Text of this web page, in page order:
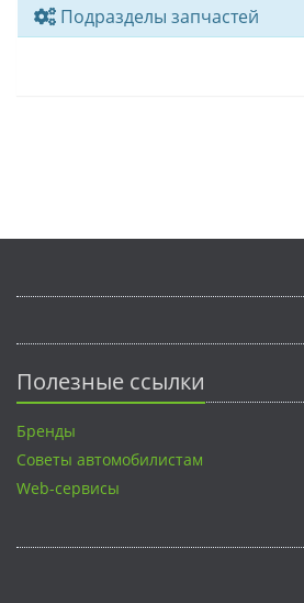
Подразделы запчастей
Полезные ссылки
Бренды
Советы автомобилистам
Web-сервисы